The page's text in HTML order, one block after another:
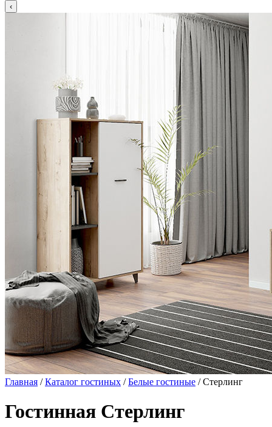
Главная /Каталог гостиных /Белые гостиные / Стерлинг
Гостинная Стерлинг